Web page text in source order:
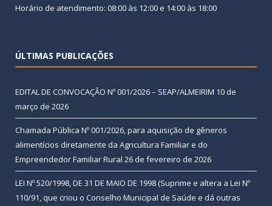
Horário de atendimento: 08:00 às 12:00 e 14:00 às 18:00
ÚLTIMAS PUBLICAÇÕES
EDITAL DE CONVOCAÇÃO Nº 001/2026 – SEAP/ALMEIRIM 10 de
março de 2026
Chamada Pública Nº 001/2026, para aquisição de gêneros
alimentícios diretamente da Agricultura Familiar e do
Empreendedor Familiar Rural 26 de fevereiro de 2026
LEI Nº 520/1998, DE 31 DE MAIO DE 1998 (Suprime e altera a Lei Nº
110/91, que criou o Conselho Municipal de Saúde e dá outras